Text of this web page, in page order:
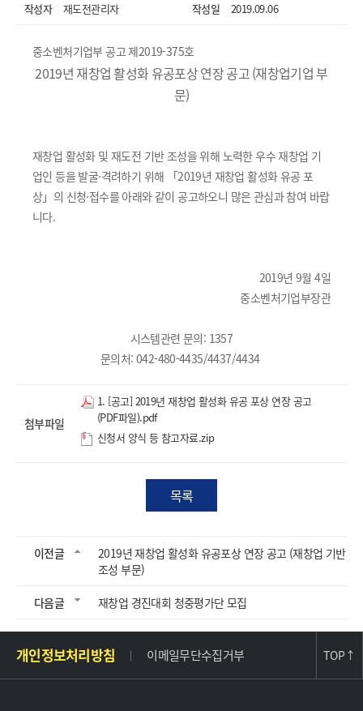
작성자 재도전관리자 작성일 2019.09.06
중소벤처기업부 공고 제2019-375호
2019년 재창업 활성화 유공포상 연장 공고 (재창업기업 부
문)
재창업 활성화 및 재도전 기반 조성을 위해 노력한 우수 재창업 기
업인 등을 발굴·격려하기 위해 「2019년 재창업 활성화 유공 포
상」의 신청·접수를 아래와 같이 공고하오니 많은 관심과 참여 바랍
니다.
2019년 9월 4일
중소벤처기업부장관
시스템관련 문의: 1357
문의처: 042-480-4435/4437/4434
첨부파일
1. [공고] 2019년 재창업 활성화 유공 포상 연장 공고
(PDF파일).pdf
신청서 양식 등 참고자료.zip
목록
이전글
2019년 재창업 활성화 유공포상 연장 공고 (재창업 기반
조성 부문)
다음글 재창업 경진대회 청중평가단 모집
및
개인정보처리방침 이메일무단수집거부 TOP ↑